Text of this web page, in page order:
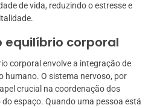
de vida, reduzindo o estresse e
equilíbrio corporal
corporal envolve a integração de
humano. O sistema nervoso, por
crucial na coordenação dos
espaço. Quando uma pessoa está